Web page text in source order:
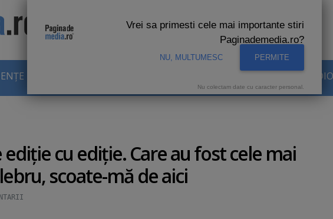
TV AUDIENTE RADIO
cu ediţie. Care au fost cele mai
scoate-mă de aici
Vrei sa primesti cele mai importante stiri
Paginademedia.ro?
NU, MULTUMESC PERMITE
Nu colectam date cu caracter personal.